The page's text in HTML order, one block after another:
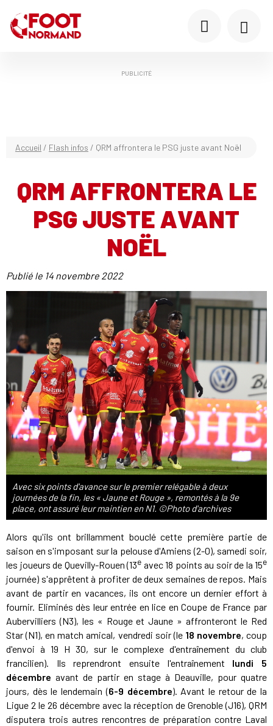
PUBLICITÉ
Accueil / Flash infos / QRM affrontera le PSG juste avant Noël
QRM AFFRONTERA LE
PSG JUSTE AVANT
NOËL
Publié le 14 novembre 2022
Avec six points d'avance sur le premier relégable à deux
journées de la fin, les « Jaune et Rouge », remontés à la 9e
place, ont assuré leur maintien en N1. ©Photo d'archives
Alors qu'ils ont brillamment bouclé cette première partie de
saison en s'imposant sur la pelouse d'Amiens (2-0), samedi soir,
les joueurs de Quevilly-Rouen (13e avec 18 points au soir de la 15e
journée) s'apprêtent à profiter de deux semaines de repos. Mais
avant de partir en vacances, ils ont encore un dernier effort à
fournir. Eliminés dès leur entrée en lice en Coupe de France par
Aubervilliers (N3), les « Rouge et Jaune » affronteront le Red
Star (N1), en match amical, vendredi soir (le 18 novembre, coup
d'envoi à 19 H 30, sur le complexe d'entraînement du club
francilien). Ils reprendront ensuite l'entraînement lundi 5
décembre avant de partir en stage à Deauville, pour quatre
jours, dès le lendemain (6-9 décembre). Avant le retour de la
Ligue 2 le 26 décembre avec la réception de Grenoble (J16), QRM
disputera trois autres rencontres de préparation contre Laval